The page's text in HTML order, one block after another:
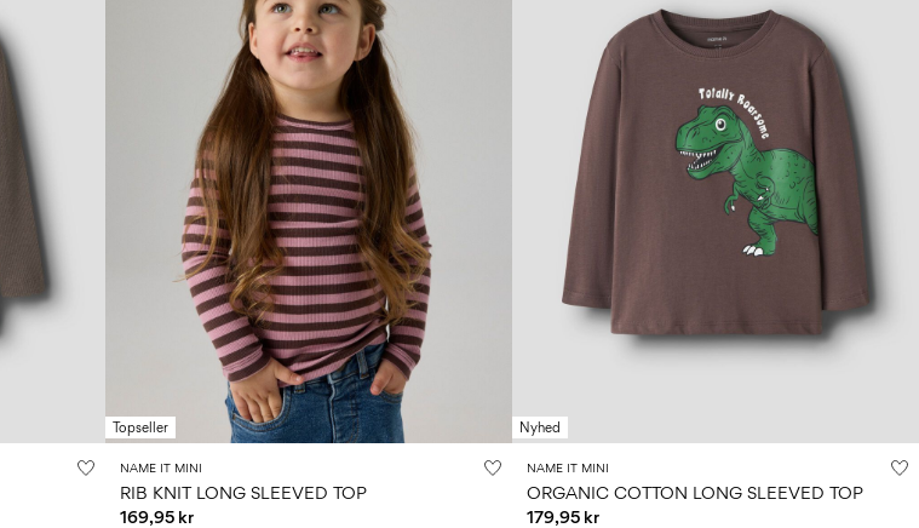
Topseller
NAME IT MINI
RIB KNIT LONG SLEEVED TOP
169,95 kr
Nyhed
NAME IT MINI
ORGANIC COTTON LONG SLEEVED TOP
179,95 kr